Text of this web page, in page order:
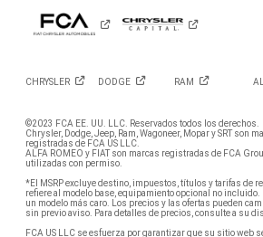
Instagram
YouTube
Facebook
CHRYSLER DODGE RAM
©2023 FCA EE. UU. LLC. Reservados todos los derechos.
Chrysler, Dodge, Jeep, Ram, Wagoneer, Mopar y SRT son
registradas de FCA US LLC.
ALFA ROMEO y FIAT son marcas registradas de FCA
utilizadas con permiso.
*El MSRP excluye destino, impuestos, títulos y tarifas de
refiere al modelo base, equipamiento opcional no
un modelo más caro. Los precios y las ofertas pueden
sin previo aviso. Para detalles de precios, consulte a su
FCA US LLC se esfuerza por garantizar que su sitio web